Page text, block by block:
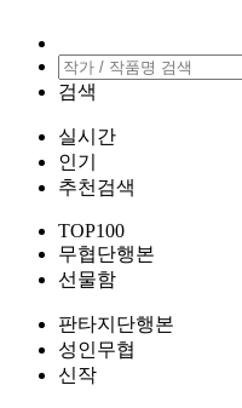
검색
실시간
인기
추천검색
TOP100
무협단행본
선물함
판타지단행본
성인무협
신작